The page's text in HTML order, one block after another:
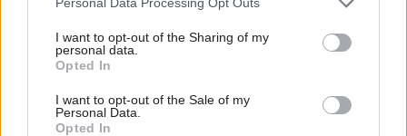
not limited to your visit or usage behaviour. You may click to
grant or deny consent to Google and its third-party tags to
use your data for below specified purposes in below Google
consent section.
I want to opt-out of the Sharing of my
personal data.
Opted In
I want to opt-out of the Sale of my
Personal Data.
Opted In